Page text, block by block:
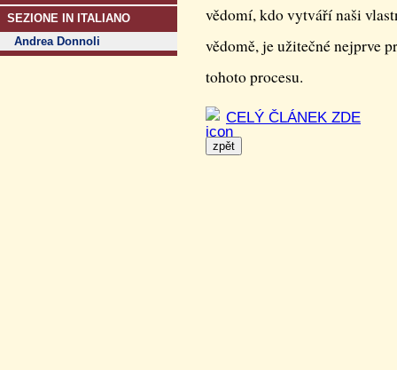
SEZIONE IN ITALIANO
Andrea Donnoli
vědomí, kdo vytváří naši
vědomě, je užitečné nejprve
tohoto procesu.
CELÝ ČLÁNEK ZDE